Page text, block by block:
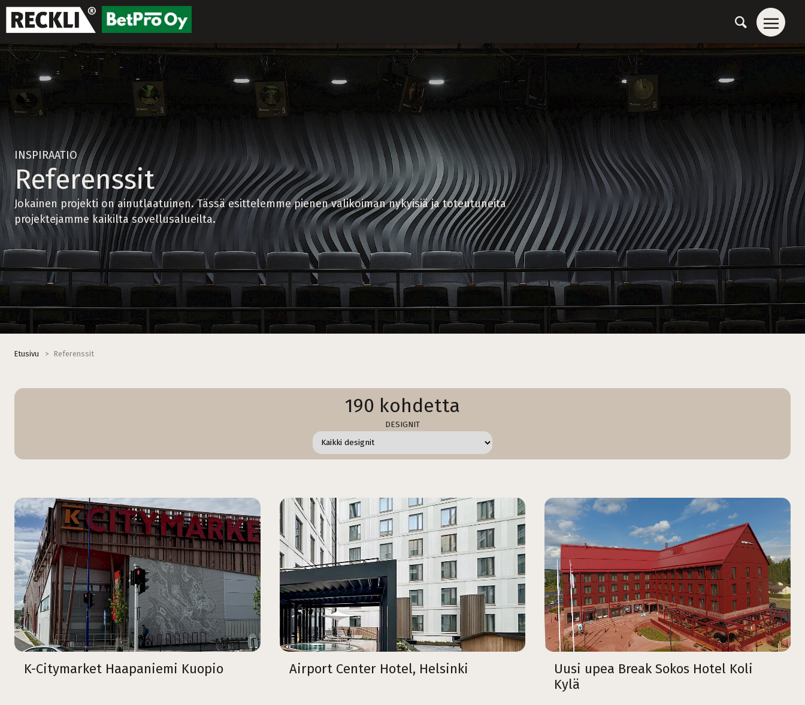
INSPIRAATIO
Referenssit
Jokainen projekti on ainutlaatuinen. Tässä esittelemme pienen valikoiman nykyisiä ja toteutuneita
projektejamme kaikilta sovellusalueilta.
Etusivu > Referenssit
190 kohdetta
DESIGNIT
K-Citymarket Haapaniemi Kuopio Airport Center Hotel, Helsinki
Uusi upea Break Sokos Hotel Koli
Kylä